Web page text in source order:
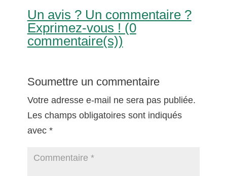
Un avis ? Un commentaire ?
Exprimez-vous ! (0
commentaire(s))
Soumettre un commentaire
Votre adresse e-mail ne sera pas publiée.
Les champs obligatoires sont indiqués
avec *